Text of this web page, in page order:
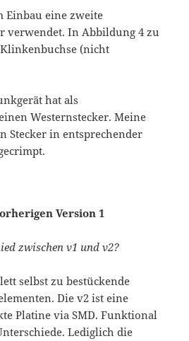
Einbau eine zweite
verwendet. In Abbildung 4 zu
(nicht
hat als
Westernstecker. Meine
Stecker in entsprechender
Version 1
zwischen v1 und v2?
selbst zu bestückende
Die v2 ist eine
Platine via SMD. Funktional
Lediglich die